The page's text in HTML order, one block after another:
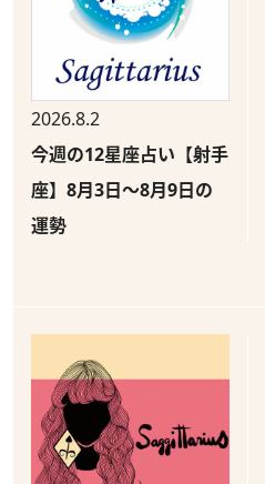
2026.8.2
今週の12星座占い【射手
座】8月3日～8月9日の
運勢